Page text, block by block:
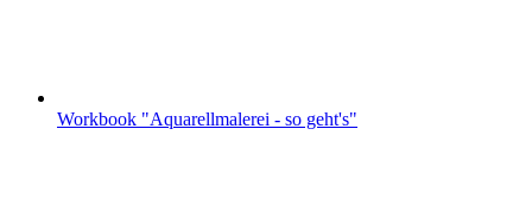
Workbook "Aquarellmalerei - so geht's"